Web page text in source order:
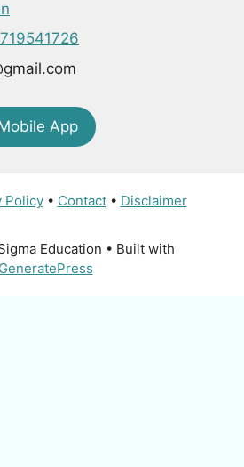
App
Policy• Contact• Disclaimer
Education • Built with
GeneratePress